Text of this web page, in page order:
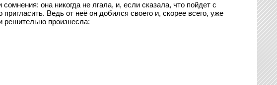
она никогда не лгала, и, если сказала, что пойдет с
Ведь от неё он добился своего и, скорее всего, уже
решительно произнесла: